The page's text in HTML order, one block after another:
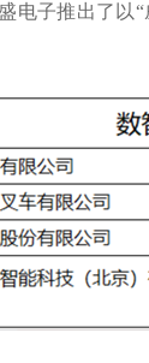
电子推出了以